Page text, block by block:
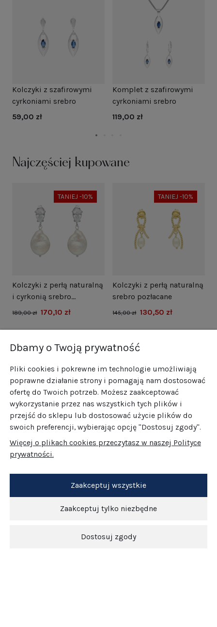
Kolczyki z szafirowymi
cyrkoniami srebro
59,00 zł
Komplet z szafirowymi
cyrkoniami srebro
119,00 zł
Najczęściej kupowane
TANIEJ -10%
Kolczyki z perłą naturalną
i cyrkonią srebro
rodowane
189,00 zł 170,10 zł
TANIEJ -10%
Kolczyki z perłą naturalną
srebro pozłacane
145,00 zł 130,50 zł
Dbamy o Twoją prywatność
Pliki cookies i pokrewne im technologie umożliwiają
poprawne działanie strony i pomagają nam dostosować
ofertę do Twoich potrzeb. Możesz zaakceptować
wykorzystanie przez nas wszystkich tych plików i
przejść do sklepu lub dostosować użycie plików do
swoich preferencji, wybierając opcję "Dostosuj zgody".
Więcej o plikach cookies przeczytasz w naszej Polityce
prywatności.
Zaakceptuj tylko niezbędne
Dostosuj zgody
Zaakceptuj wszystkie